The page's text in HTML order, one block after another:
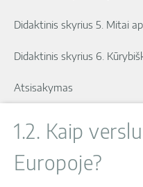
Didaktinis skyrius 5. Mitai
Didaktinis skyrius 6.
Atsisakymas
1.2. Kaip
Europoje?